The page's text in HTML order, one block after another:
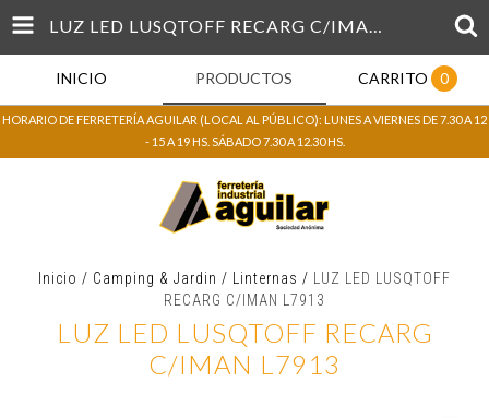
LUZ LED LUSQTOFF RECARG C/IMAN L7913
INICIO PRODUCTOS CARRITO 0
HORARIO DE FERRETERÍA AGUILAR (LOCAL AL PÚBLICO): LUNES A VIERNES DE 7.30 A 12
- 15 A 19 HS. SÁBADO 7.30 A 12.30 HS.
Inicio / Camping & Jardin / Linternas /
LUZ LED LUSQTOFF
RECARG C/IMAN L7913
LUZ LED LUSQTOFF RECARG
C/IMAN L7913